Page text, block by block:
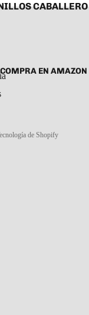
Y
CABALLERO
Y COLLARES
COMPRA EN AMAZON
de Shopify